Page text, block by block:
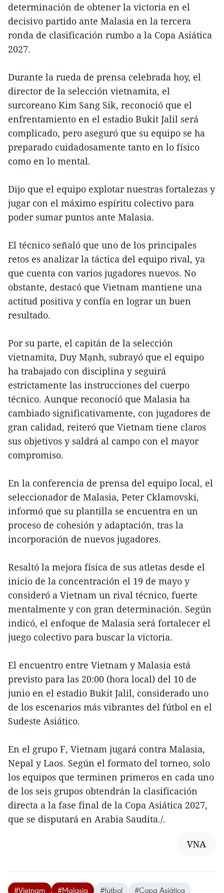
determinación de obtener la victoria en el
decisivo partido ante Malasia en la tercera
ronda de clasificación rumbo a la Copa Asiática
2027.
Durante la rueda de prensa celebrada hoy, el
director de la selección vietnamita, el
surcoreano Kim Sang Sik, reconoció que el
enfrentamiento en el estadio Bukit Jalil será
complicado, pero aseguró que su equipo se ha
preparado cuidadosamente tanto en lo físico
como en lo mental.
Dijo que el equipo explotar nuestras fortalezas y
jugar con el máximo espíritu colectivo para
poder sumar puntos ante Malasia.
El técnico señaló que uno de los principales
retos es analizar la táctica del equipo rival, ya
que cuenta con varios jugadores nuevos. No
obstante, destacó que Vietnam mantiene una
actitud positiva y confía en lograr un buen
resultado.
Por su parte, el capitán de la selección
vietnamita, Duy Mạnh, subrayó que el equipo
ha trabajado con disciplina y seguirá
estrictamente las instrucciones del cuerpo
técnico. Aunque reconoció que Malasia ha
cambiado significativamente, con jugadores de
gran calidad, reiteró que Vietnam tiene claros
sus objetivos y saldrá al campo con el mayor
compromiso.
En la conferencia de prensa del equipo local, el
seleccionador de Malasia, Peter Cklamovski,
informó que su plantilla se encuentra en un
proceso de cohesión y adaptación, tras la
incorporación de nuevos jugadores.
Resaltó la mejora física de sus atletas desde el
inicio de la concentración el 19 de mayo y
consideró a Vietnam un rival técnico, fuerte
mentalmente y con gran determinación. Según
indicó, el enfoque de Malasia será fortalecer el
juego colectivo para buscar la victoria.
El encuentro entre Vietnam y Malasia está
previsto para las 20:00 (hora local) del 10 de
junio en el estadio Bukit Jalil, considerado uno
de los escenarios más vibrantes del fútbol en el
Sudeste Asiático.
En el grupo F, Vietnam jugará contra Malasia,
Nepal y Laos. Según el formato del torneo, solo
los equipos que terminen primeros en cada uno
de los seis grupos obtendrán la clasificación
directa a la fase final de la Copa Asiática 2027,
que se disputará en Arabia Saudita./.
VNA
#Vietnam #Malasia #fútbol #Copa Asiática